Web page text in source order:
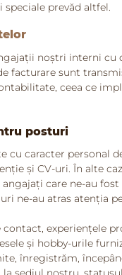
prevăd altfel.
noștri interni cu
facturare sunt
ceea ce
posturi
cu caracter personal
și CV-uri. În alte
care ne-au
ne-au atras atenția
contact, experiențele
și hobby-urile
înregistrăm,